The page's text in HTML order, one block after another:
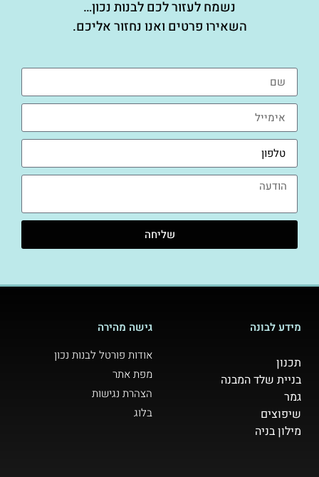
נשמח לעזור לכם לבנות נכון…
השאירו פרטים ואנו נחזור אליכם.
שליחה
מידע לבונה
תכנון
בניית שלד המבנה
גמר
שיפוצים
מילון בניה
גישה מהירה
אודות פורטל לבנות נכון
מפת אתר
הצהרת נגישות
בלוג